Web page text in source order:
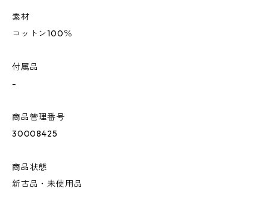
素材
コットン100％
付属品
-
商品管理番号
30008425
商品状態
新古品・未使用品